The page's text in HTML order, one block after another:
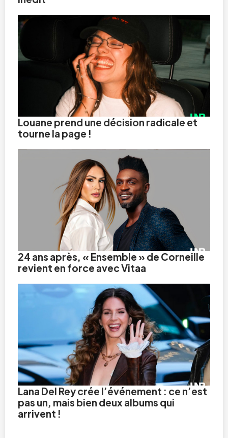
Louane prend une décision radicale et
tourne la page !
24 ans après, « Ensemble » de Corneille
revient en force avec Vitaa
Lana Del Rey crée l’événement : ce n’est
pas un, mais bien deux albums qui
arrivent !